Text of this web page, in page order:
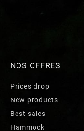
NOS OFFRES
Prices drop
New products
Best sales
Hammock